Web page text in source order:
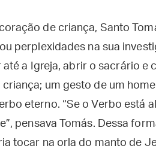
de criança, Santo
perplexidades na sua
até a Igreja, abrir o sacrário e
um gesto de um
eterno. “Se o Verbo está
pensava Tomás. Dessa
tocar na orla do manto de